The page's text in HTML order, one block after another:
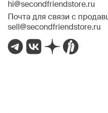
hi@secondfriendstore.ru
Почта для связи с
sell@secondfriendstore.ru